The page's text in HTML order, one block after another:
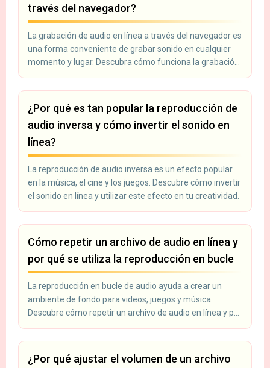
través del navegador?
La grabación de audio en línea a través del navegador es
una forma conveniente de grabar sonido en cualquier
momento y lugar. Descubra cómo funciona la grabación
¿Por qué es tan popular la reproducción de
audio inversa y cómo invertir el sonido en
línea?
La reproducción de audio inversa es un efecto popular
en la música, el cine y los juegos. Descubre cómo invertir
el sonido en línea y utilizar este efecto en tu creatividad.
Cómo repetir un archivo de audio en línea y
por qué se utiliza la reproducción en bucle
La reproducción en bucle de audio ayuda a crear un
ambiente de fondo para videos, juegos y música.
Descubre cómo repetir un archivo de audio en línea y por
¿Por qué ajustar el volumen de un archivo